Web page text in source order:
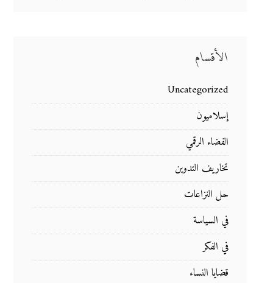
الأقسام
Uncategorized
إسلاميون
الفضاء الرقمي
تخاريف التدوين
حل النزاعات
في السياسة
في الفكر
قضايا النساء